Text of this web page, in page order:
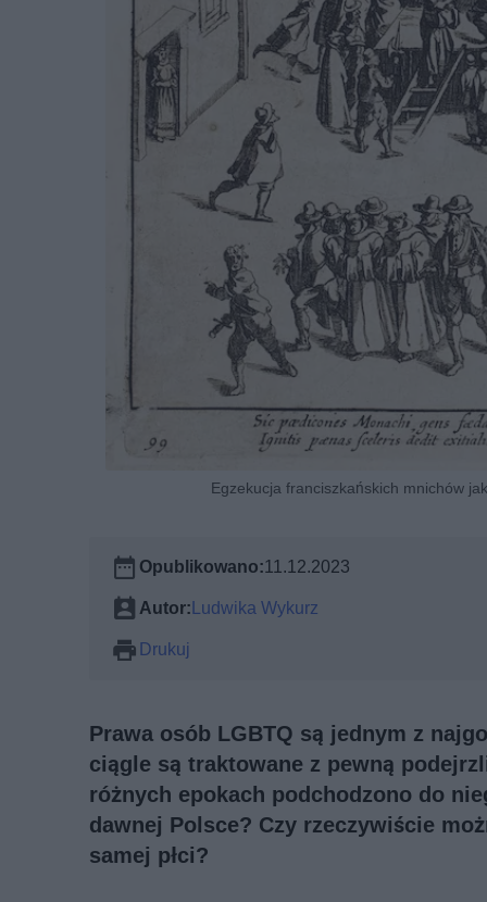
Egzekucja franciszkańskich mnichów
Opublikowano:11.12.2023
Autor:Ludwika Wykurz
Drukuj
Prawa osób LGBTQ są jednym z
ciągle są traktowane z pewną
różnych epokach podchodzono do
dawnej Polsce? Czy rzeczywiście
samej płci?